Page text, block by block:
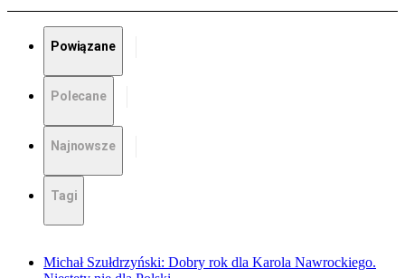
Powiązane
Polecane
Najnowsze
Tagi
Michał Szułdrzyński: Dobry rok dla Karola Nawrockiego.